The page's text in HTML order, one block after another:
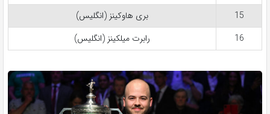
15
بری هاوکینز (انگلیس)
16
رابرت میلکینز (انگلیس)